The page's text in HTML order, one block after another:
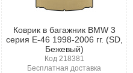
Коврик в багажник BMW 3
серия E-46 1998-2006 гг. (SD,
Бежевый)
Код 218381
Бесплатная доставка